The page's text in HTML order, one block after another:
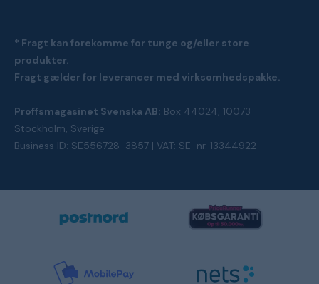
* Fragt kan forekomme for tunge og/eller store
produkter.
Fragt gælder for leverancer med virksomhedspakke.
Proffsmagasinet Svenska AB: Box 44024, 10073
Stockholm, Sverige
Business ID: SE556728-3857 | VAT: SE-nr. 13344922